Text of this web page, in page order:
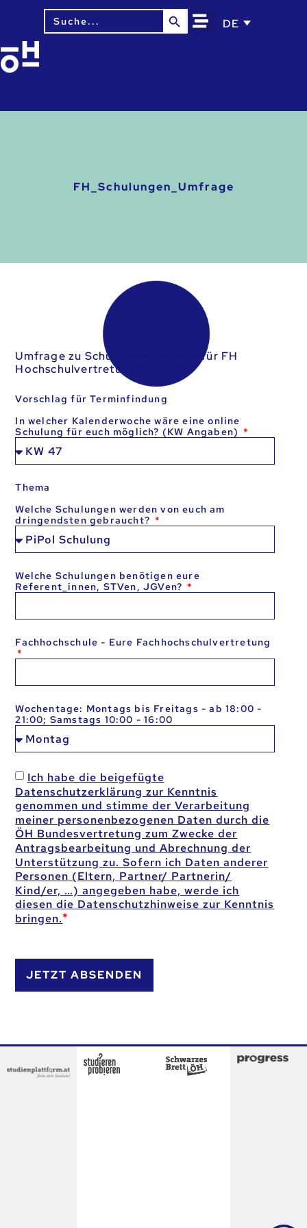
Search
for:
Search Button
DE
FH_Schulungen_Umfrage
Umfrage zu Schulungsangebote für FH
Hochschulvertretungen
Vorschlag für Terminfindung
In welcher Kalenderwoche wäre eine online
Schulung für euch möglich? (KW Angaben)
Thema
Welche Schulungen werden von euch am
dringendsten gebraucht?
Welche Schulungen benötigen eure
Referent_innen, STVen, JGVen?
Fachhochschule - Eure Fachhochschulvertretung
Wochentage: Montags bis Freitags - ab 18:00 -
21:00; Samstags 10:00 - 16:00
Ich habe die beigefügte
Datenschutzerklärung zur Kenntnis
genommen und stimme der Verarbeitung
meiner personenbezogenen Daten durch die
ÖH Bundesvertretung zum Zwecke der
Antragsbearbeitung und Abrechnung der
Unterstützung zu. Sofern ich Daten anderer
Personen (Eltern, Partner/ Partnerin/
Kind/er, …) angegeben habe, werde ich
diesen die Datenschutzhinweise zur Kenntnis
bringen.
JETZT ABSENDEN